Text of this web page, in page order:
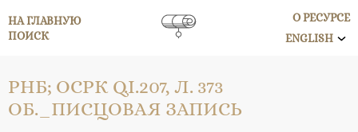
НА ГЛАВНУЮ
ПОИСК
О РЕСУРСЕ
ENGLISH
РНБ; ОСРК Q.I.207, Л. 373
ОБ._ПИСЦОВАЯ ЗАПИСЬ